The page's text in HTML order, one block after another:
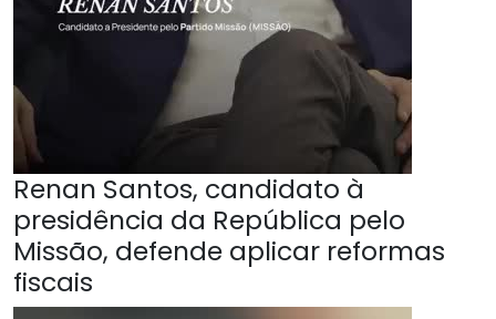
Renan Santos, candidato à
presidência da República pelo
Missão, defende aplicar reformas
fiscais